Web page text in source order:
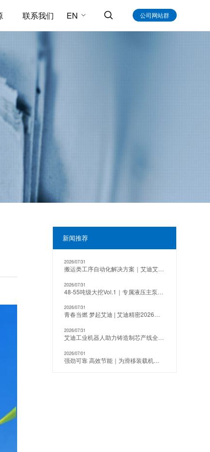
EN   公司网站群
联系我们
新闻推荐
2026/07/31
搬运类工序自动化解决方案｜艾迪艾创180kg四轴工业机器人
2026/07/31
48-55吨级大挖Vol.1｜专属液压主泵全维解析
2026/07/31
青春当燃 梦起艾迪 | 艾迪精密2026届应届生入职培训圆满收官
2026/07/31
艾迪工业机器人助力铸造制芯产线全自动升级
2026/07/01
强劲可靠 高效节能｜为滑移装载机而来